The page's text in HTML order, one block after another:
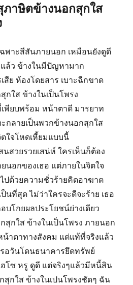
ภาษิตข้างนอกสุกใส
พาะสีสันภายนอก เหมือนยังดูดี
ล้ว ข้างในมีปัญหามาก
สีย ห้องโดยสาร เบาะฉีกขาด
ใส ข้างในเป็นโพรง
พียบพร้อม หน้าตาดี มารยาท
ะกลายเป็นพวกข้างนอกสุกใส
ใจโหดเหี้ยมแบบนี้
สวยรวยเสน่ห์ ใครเห็นก็ต้อง
อกของเธอ แต่ภายในจิตใจ
ปด้วยความชั่วร้ายคิดอาฆาต
นที่สุด ไม่ว่าใครจะดีจะร้าย เธอ
บโกยผลประโยชน์ย่างเดียว
สุกใส ข้างในเป็นโพรง ภายนอก
น้าตาทางสังคม แต่แท้ที่จริงแล้ว
อวันโดนธนาคารยึดทรัพย์
โซ หรู ดูดี แต่จริงๆแล้วมีหนี้สิน
สุกใส ข้างในเปนโพรงชัดๆ ฉัน